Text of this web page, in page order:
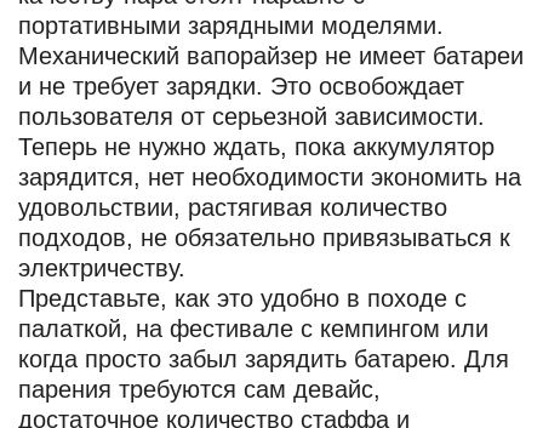
портативными зарядными моделями.
Механический вапорайзер не имеет батареи
и не требует зарядки. Это освобождает
пользователя от серьезной зависимости.
Теперь не нужно ждать, пока аккумулятор
зарядится, нет необходимости экономить на
удовольствии, растягивая количество
подходов, не обязательно привязываться к
электричеству.
Представьте, как это удобно в походе с
палаткой, на фестивале с кемпингом или
когда просто забыл зарядить батарею. Для
парения требуются сам девайс,
достаточное количество стаффа и